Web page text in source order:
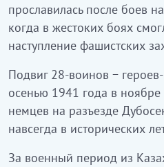
прославилась после боев
когда в жестоких боях
наступление фашистских
Подвиг 28-воинов −
осенью 1941 года в ноябре
немцев на разъезде
навсегда в исторических
За военный период из